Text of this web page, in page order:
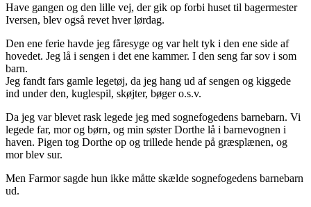
Have gangen og den lille vej, der gik op forbi huset til bagermester
Iversen, blev også revet hver lørdag.
Den ene ferie havde jeg fåresyge og var helt tyk i den ene side af
hovedet. Jeg lå i sengen i det ene kammer. I den seng far sov i som
barn.
Jeg fandt fars gamle legetøj, da jeg hang ud af sengen og kiggede
ind under den, kuglespil, skøjter, bøger o.s.v.
Da jeg var blevet rask legede jeg med sognefogedens barnebarn. Vi
legede far, mor og børn, og min søster Dorthe lå i barnevognen i
haven. Pigen tog Dorthe op og trillede hende på græsplænen, og
mor blev sur.
Men Farmor sagde hun ikke måtte skælde sognefogedens barnebarn
ud.